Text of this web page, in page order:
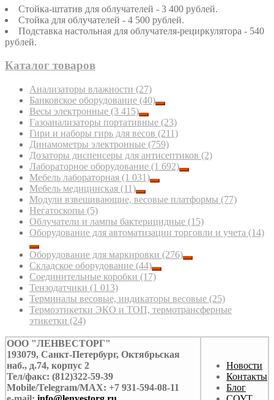
Стойка-штатив для облучателей - 3 400 рублей.
Стойка для облучателей - 4 500 рублей.
Подставка настольная для облучателя-рециркулятора - 540
рублей.
Каталог товаров
Анализаторы влажности (27)
Банковское оборудование (40)
Весы электронные (3 415)
Газоанализаторы портативные (23)
Гири и наборы гирь для весов (211)
Динамометры электронные (759)
Дозаторы диспенсеры для антисептиков (2)
Лабораторное оборудование (1 692)
Мебель лабораторная (1 031)
Мебель медицинская (11)
Модули взвешивающие, весовые платформы (77)
Негатоскопы (5)
Облучатели и лампы бактерицидные (15)
Оборудование для автоматизации торговли и учета (14)
Оборудование для маркировки (276)
Складское оборудование (44)
Соединительные коробки (17)
Тензодатчики (1 013)
Терминалы весовые, индикаторы весовые (25)
Термоэтикетки ЭКО и ТОП, термотрансферные
этикетки (24)
ООО "ЛЕНВЕСТОРГ"
193079, Санкт-Петербург, Октябрьская
наб., д.74, корпус 2
Тел/факс: (812)322-59-39
Mobile/Telegram/MAX: +7 931-594-08-11
Новости
Контакты
Блог